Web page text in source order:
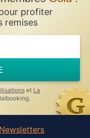
profiter
remises
et La